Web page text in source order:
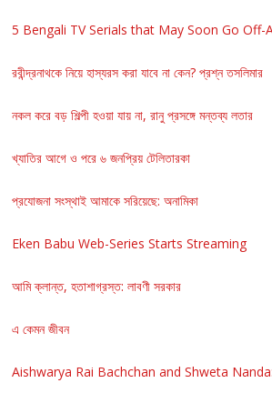
5 Bengali TV Serials that May Soon Go Off-
রবীন্দ্রনাথকে নিয়ে হাস্যরস করা যাবে না কেন? প্রশ্ন তসলিমার
নকল করে বড় শিল্পী হওয়া যায় না, রানু প্রসঙ্গে মন্তব্য লতার
খ্যাতির আগে ও পরে ৬ জনপ্রিয় টেলিতারকা
প্রযোজনা সংস্থাই আমাকে সরিয়েছে: অনামিকা
Eken Babu Web-Series Starts Streaming
আমি ক্লান্ত, হতাশাগ্রস্ত: লাবণী সরকার
এ কেমন জীবন
Aishwarya Rai Bachchan and Shweta